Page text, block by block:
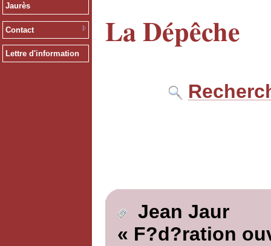
Jaurès
Contact
Lettre d'information
La Dépêche
Jean Jaur
« F?d?ration